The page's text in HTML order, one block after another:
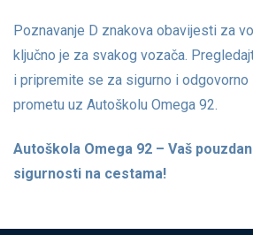
Poznavanje D znakova obavijesti za
ključno je za svakog vozača.
i pripremite se za sigurno i odgovorno
prometu uz Autoškolu Omega 92.
Autoškola Omega 92 – Vaš
sigurnosti na cestama!